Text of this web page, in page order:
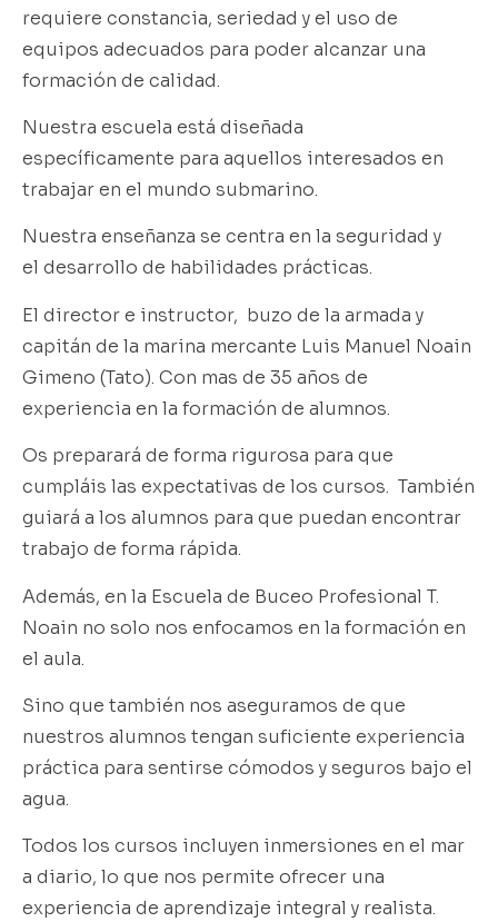
requiere constancia, seriedad y el uso de
equipos adecuados para poder alcanzar una
formación de calidad.
Nuestra escuela está diseñada
específicamente para aquellos interesados en
trabajar en el mundo submarino.
Nuestra enseñanza se centra en la seguridad y
el desarrollo de habilidades prácticas.
El director e instructor, buzo de la armada y
capitán de la marina mercante Luis Manuel Noain
Gimeno (Tato). Con mas de 35 años de
experiencia en la formación de alumnos.
Os preparará de forma rigurosa para que
cumpláis las expectativas de los cursos. También
guiará a los alumnos para que puedan encontrar
trabajo de forma rápida.
Además, en la Escuela de Buceo Profesional T.
Noain no solo nos enfocamos en la formación en
el aula.
Sino que también nos aseguramos de que
nuestros alumnos tengan suficiente experiencia
práctica para sentirse cómodos y seguros bajo el
agua.
Todos los cursos incluyen inmersiones en el mar
a diario, lo que nos permite ofrecer una
experiencia de aprendizaje integral y realista.